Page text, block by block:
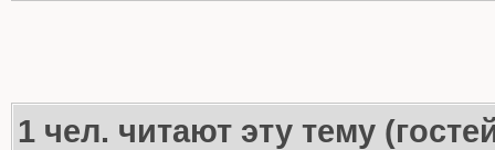
1чел. читают эту тему